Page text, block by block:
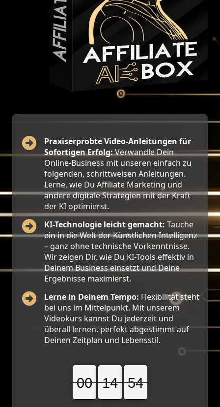
Praxiserprobte Video-Anleitungen für
Sofortigen Erfolg:Verwandle Dein
Online-Business mit unseren einfach zu
folgenden, schrittweisen Anleitungen.
Lerne, wie Du Affiliate Marketing und
andere digitale Strategien mit der Kraft
der KI optimierst.
KI-Technologie leicht gemacht: Tauche
ein in die Welt der Künstlichen Intelligenz
– ganz ohne technische Vorkenntnisse.
Wir zeigen Dir, wie Du KI-Tools effektiv in
Deinem Business einsetzt und Deine
Ergebnisse maximierst.
Lerne in Deinem Tempo: Flexibilität steht
bei uns im Mittelpunkt. Mit unserem
Videokurs kannst Du jederzeit und
überall lernen, perfekt abgestimmt auf
Deinen Zeitplan und Lebensstil.
00
00
00 14
14
14 54
53
54